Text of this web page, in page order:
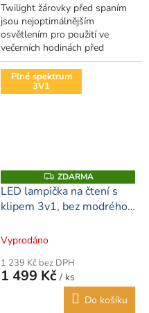
Twilight žárovky před spaním
jsou nejoptimálnějším
osvětlením pro použití ve
večerních hodinách před
spaním a během noci. Díky
našemu relaxačnímu spektru
červeného světla, které...
Plné spektrum
3V1
Z
D
A
R
ZDARMA
LED lampička na čtení s
klipem 3v1, bez modrého
Vyprodáno
1 239 Kč bez DPH
1 499 Kč / ks
Do košíku